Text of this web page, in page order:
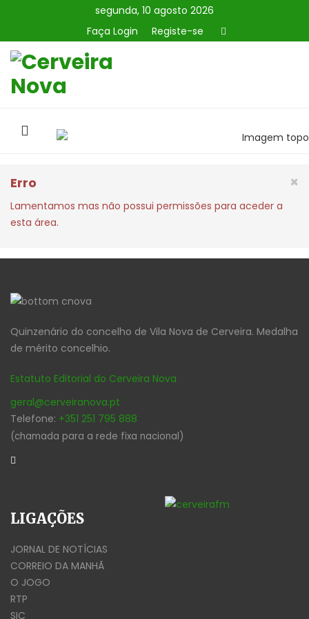
segunda, 10 agosto 2026
Faça Login
Registe-se
×
Erro
Lamentamos mas não possui permissões para aceder a
esta área.
Quinzenário do concelho de Vila Nova de Cerveira. Medalha
de mérito concelhio.
Estatuto Editorial do Cerveira Nova
geral@cerveiranova.pt
Telefone: +351 251 795 888
(chamada para a rede fixa nacional)
LIGAÇÕES
JORNAL DE NOTÍCIAS
CORREIO DA MANHÃ
O JOGO
RTP
SIC